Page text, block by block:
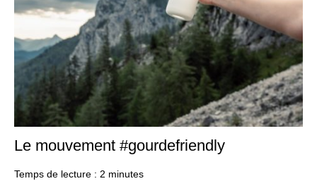
Le mouvement #gourdefriendly
Temps de lecture : 2 minutes